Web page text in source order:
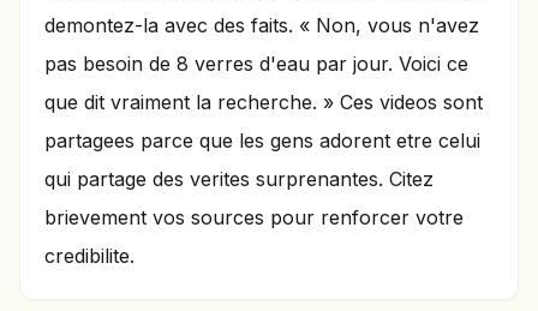
demontez-la avec des faits. « Non, vous n'avez
pas besoin de 8 verres d'eau par jour. Voici ce
que dit vraiment la recherche. » Ces videos sont
partagees parce que les gens adorent etre celui
qui partage des verites surprenantes. Citez
brievement vos sources pour renforcer votre
credibilite.